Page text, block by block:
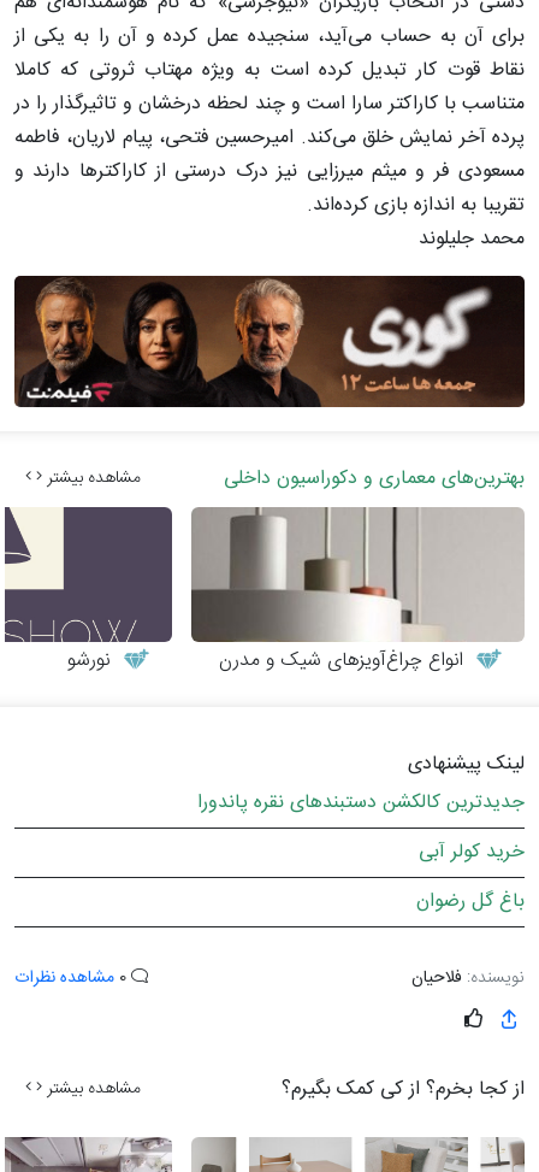
برای آن به حساب می‌آید، سنجیده عمل کرده و آن را به یکی از
نقاط قوت کار تبدیل کرده است به ویژه مهتاب ثروتی که کاملا
متناسب با کاراکتر سارا است و چند لحظه درخشان و تاثیرگذار را در
پرده آخر نمایش خلق می‌کند. امیرحسین فتحی، پیام لاریان، فاطمه
مسعودی فر و میثم میرزایی نیز درک درستی از کاراکترها دارند و
تقریبا به اندازه بازی کرده‌اند.
محمد جلیلوند
بهترین‌های معماری و دکوراسیون داخلی مشاهده بیشتر
انواع چراغ‌آویزهای شیک و مدرن نورشو
لینک پیشنهادی
جدیدترین کالکشن دستبندهای نقره پاندورا
خرید کولر آبی
باغ گل رضوان
نویسنده: فلاحیان مشاهده نظرات
از کجا بخرم؟ از کی کمک بگیرم؟ مشاهده بیشتر